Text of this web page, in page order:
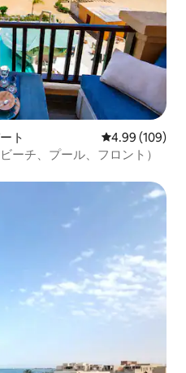
ト レビュー109
4.99 (109)
ーチ、プール、フロント）